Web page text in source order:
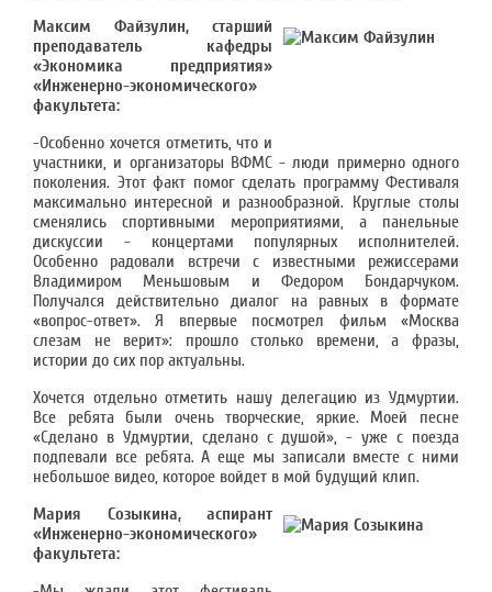
Максим Файзулин, старший
преподаватель кафедры
«Экономика предприятия»
«Инженерно-экономического»
факультета:
-Особенно хочется отметить, что и
участники, и организаторы ВФМС - люди примерно одного
поколения. Этот факт помог сделать программу Фестиваля
максимально интересной и разнообразной. Круглые столы
сменялись спортивными мероприятиями, а панельные
дискуссии - концертами популярных исполнителей.
Особенно радовали встречи с известными режиссерами
Владимиром Меньшовым и Федором Бондарчуком.
Получался действительно диалог на равных в формате
«вопрос-ответ». Я впервые посмотрел фильм «Москва
слезам не верит»: прошло столько времени, а фразы,
истории до сих пор актуальны.
Хочется отдельно отметить нашу делегацию из Удмуртии.
Все ребята были очень творческие, яркие. Моей песне
«Сделано в Удмуртии, сделано с душой», - уже с поезда
подпевали все ребята. А еще мы записали вместе с ними
небольшое видео, которое войдет в мой будущий клип.
Мария Созыкина, аспирант
«Инженерно-экономического»
факультета: